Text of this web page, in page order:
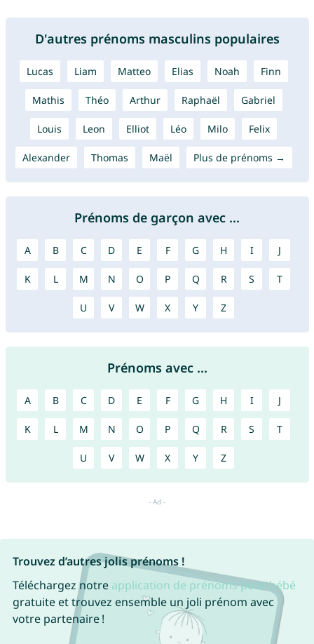
D'autres prénoms masculins populaires
Lucas Liam Matteo Elias Noah Finn
Mathis Théo Arthur Raphaël Gabriel
Louis Leon Elliot Léo Milo Felix
Alexander Thomas Maël Plus de prénoms →
Prénoms de garçon avec ...
A B C D E F G H I J
K L M N O P Q R S T
U V W X Y Z
Prénoms avec ...
A B C D E F G H I J
K L M N O P Q R S T
U V W X Y Z
Trouvez d’autres jolis prénoms !
Téléchargez notre application de prénoms pour bébé
gratuite et trouvez ensemble un joli prénom avec
votre partenaire !